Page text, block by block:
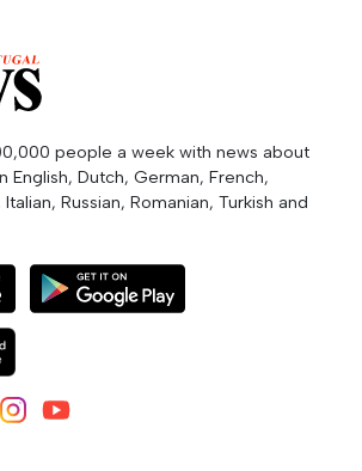
people a week with news about
English, Dutch, German, French,
Russian, Romanian, Turkish and